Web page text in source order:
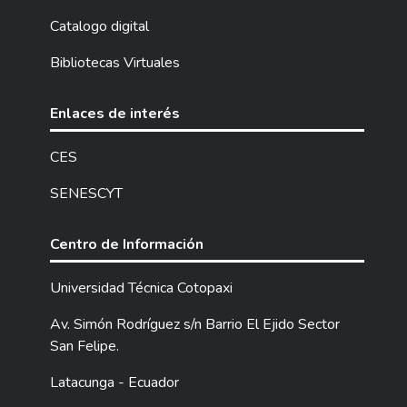
un valor promedio de 13,2 g/L de timol. Los
resultados de la acción acaricida son: a 1
86% de muerte a las 24 horas después de
estadios de huevos, ninfas y adultos
base de extracto vegetal comercial
contaminación ambiental. Este estudio se
Flowers Cía. Ltda. ubicada en la Parroquia
investigación se realizó en dos fases la
primera de carácter exploratorio, se
7.5, 10, 12.5, 15 min) de exposición de los
Mondial, Pink Floyd, Fredoom, Hermosa,
Atomic, Boulevar, Sweetness, mientras que
en la segunda fase se evalúo el efecto de 6
exposición de los botones a los rayos UVC
para evaluar el control de Botrytis cinerea
Pink Floyd susceptibles a la Botrytis cinerea
Catalogo digital
Bibliotecas Virtuales
Enlaces de interés
CES
SENESCYT
Centro de Información
Universidad Técnica Cotopaxi
Av. Simón Rodríguez s/n Barrio El Ejido Sector
San Felipe.
Latacunga - Ecuador